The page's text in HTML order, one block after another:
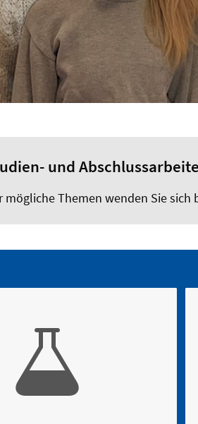
und
mögliche Themen wenden Sie